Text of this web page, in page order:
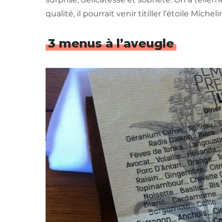
qualité, il pourrait venir titiller l’étoile
3 menus à l’aveugle